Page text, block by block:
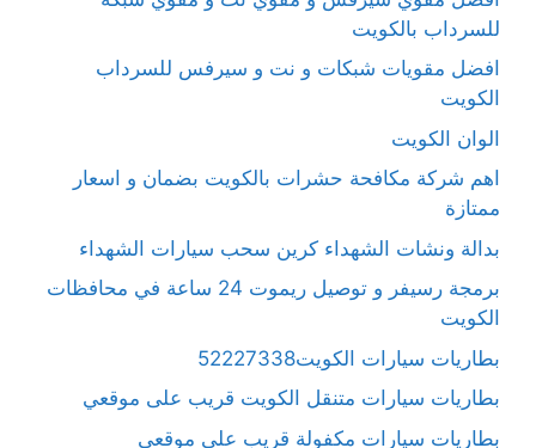
للسرداب بالكويت
افضل مقويات شبكات و نت و سيرفس للسرداب
الكويت
الوان الكويت
اهم شركة مكافحة حشرات بالكويت بضمان و اسعار
ممتازة
بدالة ونشات الشهداء كرين سحب سيارات الشهداء
برمجة رسيفر و توصيل ريموت 24 ساعة في محافظات
الكويت
بطاريات سيارات الكويت52227338
بطاريات سيارات متنقل الكويت قريب على موقعي
بطاريات سيارات مكفولة قريب على موقعي